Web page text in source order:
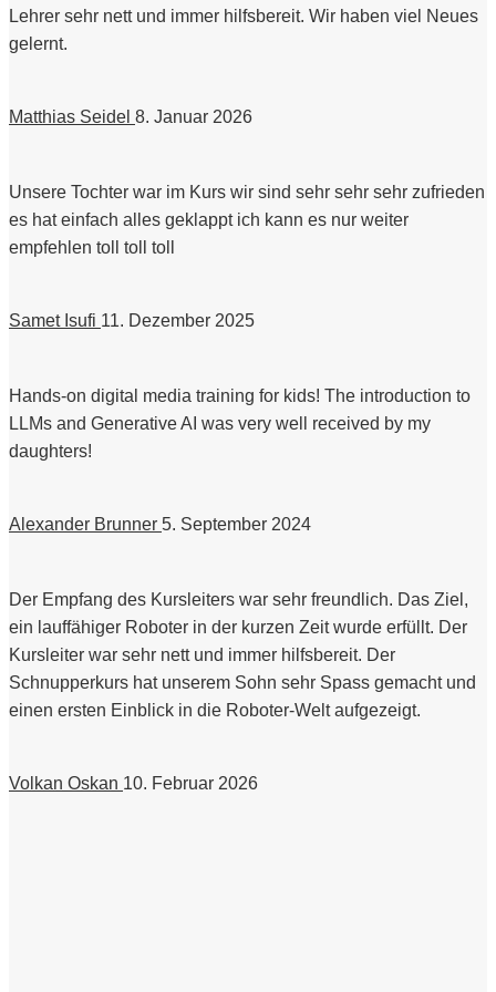
Lehrer sehr nett und immer hilfsbereit. Wir haben viel Neues
gelernt.
Matthias Seidel 8. Januar 2026
Unsere Tochter war im Kurs wir sind sehr sehr sehr zufrieden
es hat einfach alles geklappt ich kann es nur weiter
empfehlen toll toll toll
Samet Isufi 11. Dezember 2025
Hands-on digital media training for kids! The introduction to
LLMs and Generative AI was very well received by my
daughters!
Alexander Brunner 5. September 2024
Der Empfang des Kursleiters war sehr freundlich. Das Ziel,
ein lauffähiger Roboter in der kurzen Zeit wurde erfüllt. Der
Kursleiter war sehr nett und immer hilfsbereit. Der
Schnupperkurs hat unserem Sohn sehr Spass gemacht und
einen ersten Einblick in die Roboter-Welt aufgezeigt.
Volkan Oskan 10. Februar 2026